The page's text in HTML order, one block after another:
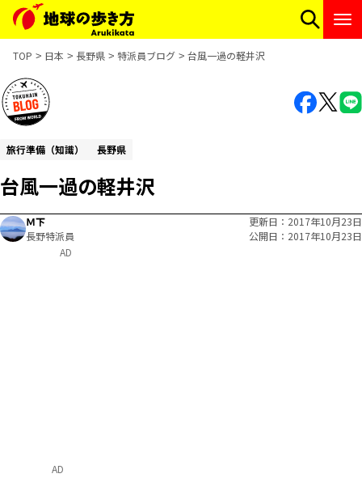
TOP 日本 長野県 特派員ブログ 台風一過の軽井沢
旅行準備（知識） 長野県
台風一過の軽井沢
Ｍ下
長野特派員
更新日
2017年10月23日
公開日
2017年10月23日
AD
AD